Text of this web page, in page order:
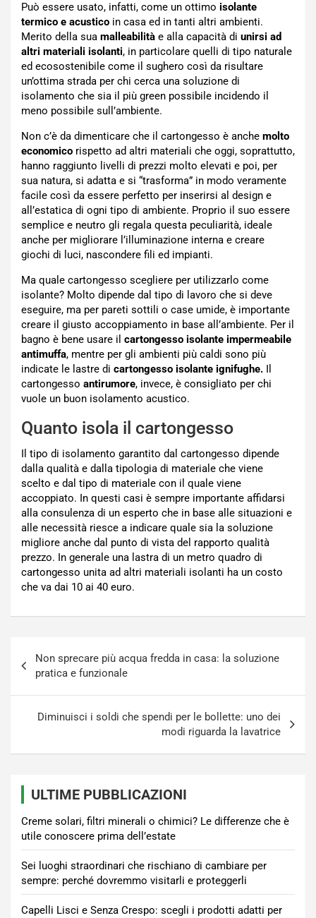
Può essere usato, infatti, come un ottimo isolante
termico e acustico in casa ed in tanti altri ambienti.
Merito della sua malleabilità e alla capacità di unirsi ad
altri materiali isolanti, in particolare quelli di tipo naturale
ed ecosostenibile come il sughero così da risultare
un’ottima strada per chi cerca una soluzione di
isolamento che sia il più green possibile incidendo il
meno possibile sull’ambiente.
Non c’è da dimenticare che il cartongesso è anche molto
economico rispetto ad altri materiali che oggi, soprattutto,
hanno raggiunto livelli di prezzi molto elevati e poi, per
sua natura, si adatta e si “trasforma” in modo veramente
facile così da essere perfetto per inserirsi al design e
all’estatica di ogni tipo di ambiente. Proprio il suo essere
semplice e neutro gli regala questa peculiarità, ideale
anche per migliorare l’illuminazione interna e creare
giochi di luci, nascondere fili ed impianti.
Ma quale cartongesso scegliere per utilizzarlo come
isolante? Molto dipende dal tipo di lavoro che si deve
eseguire, ma per pareti sottili o case umide, è importante
creare il giusto accoppiamento in base all’ambiente. Per il
bagno è bene usare il cartongesso isolante impermeabile
antimuffa, mentre per gli ambienti più caldi sono più
indicate le lastre di cartongesso isolante ignifughe.
cartongesso antirumore, invece, è consigliato per chi
vuole un buon isolamento acustico.
Quanto isola il cartongesso
Il tipo di isolamento garantito dal cartongesso dipende
dalla qualità e dalla tipologia di materiale che viene
scelto e dal tipo di materiale con il quale viene
accoppiato. In questi casi è sempre importante affidarsi
alla consulenza di un esperto che in base alle situazioni e
alle necessità riesce a indicare quale sia la soluzione
migliore anche dal punto di vista del rapporto qualità
prezzo. In generale una lastra di un metro quadro di
cartongesso unita ad altri materiali isolanti ha un costo
che va dai 10 ai 40 euro.
articoli
Non sprecare più acqua fredda in casa: la soluzione
pratica e funzionale
Diminuisci i soldi che spendi per le bollette: uno dei
modi riguarda la lavatrice
ULTIME PUBBLICAZIONI
Creme solari, filtri minerali o chimici? Le differenze che è
utile conoscere prima dell’estate
Sei luoghi straordinari che rischiano di cambiare per
sempre: perché dovremmo visitarli e proteggerli
Capelli Lisci e Senza Crespo: scegli i prodotti adatti per